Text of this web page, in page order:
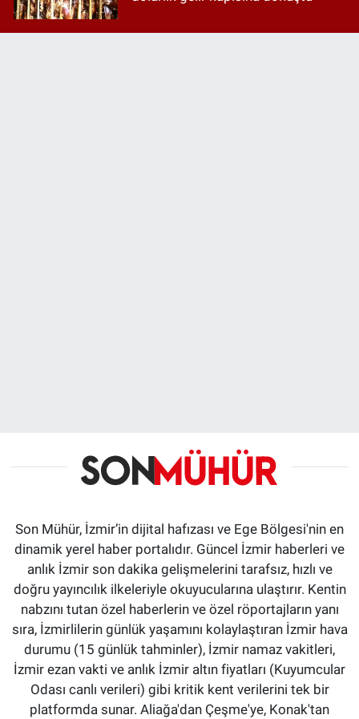
Son Mühür, İzmir’in dijital hafızası ve Ege Bölgesi'nin en
dinamik yerel haber portalıdır. Güncel İzmir haberleri ve
anlık İzmir son dakika gelişmelerini tarafsız, hızlı ve
doğru yayıncılık ilkeleriyle okuyucularına ulaştırır. Kentin
nabzını tutan özel haberlerin ve özel röportajların yanı
sıra, İzmirlilerin günlük yaşamını kolaylaştıran İzmir hava
durumu (15 günlük tahminler), İzmir namaz vakitleri,
İzmir ezan vakti ve anlık İzmir altın fiyatları (Kuyumcular
Odası canlı verileri) gibi kritik kent verilerini tek bir
platformda sunar. Aliağa'dan Çeşme'ye, Konak'tan